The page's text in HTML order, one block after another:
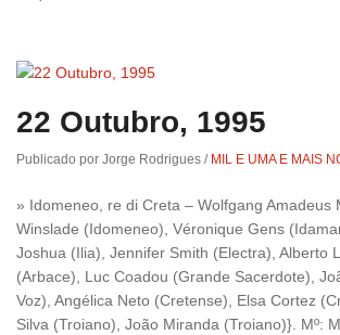
22 Outubro, 1995
Publicado por Jorge Rodrigues / MIL E UMA E MAIS
» Idomeneo, re di Creta – Wolfgang Amadeus
Winslade (Idomeneo), Véronique Gens
Joshua (Ilia), Jennifer Smith (Electra), Alberto
(Arbace), Luc Coadou (Grande Sacerdote),
Voz), Angélica Neto (Cretense), Elsa Cortez
Silva (Troiano), João Miranda (Troiano)}. Mº: